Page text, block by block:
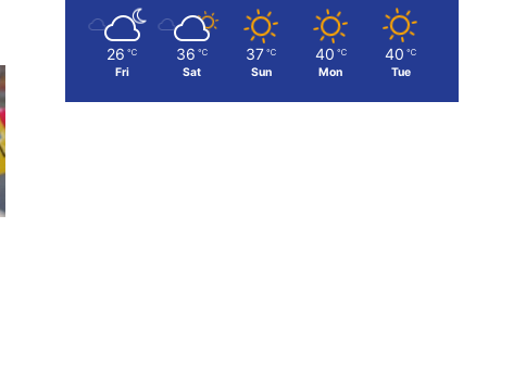
26 ℃
Fri
36 ℃
Sat
37 ℃
Sun
40 ℃
Mon
40 ℃
Tue